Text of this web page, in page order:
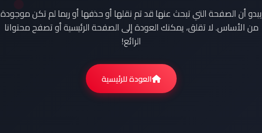
يبدو أن الصفحة التي تبحث عنها قد تم نقلها أو حذفها أو ربما لم تكن موجودة
من الأساس. لا تقلق، يمكنك العودة إلى الصفحة الرئيسية أو تصفح محتوانا
الرائع!
العودة للرئيسية